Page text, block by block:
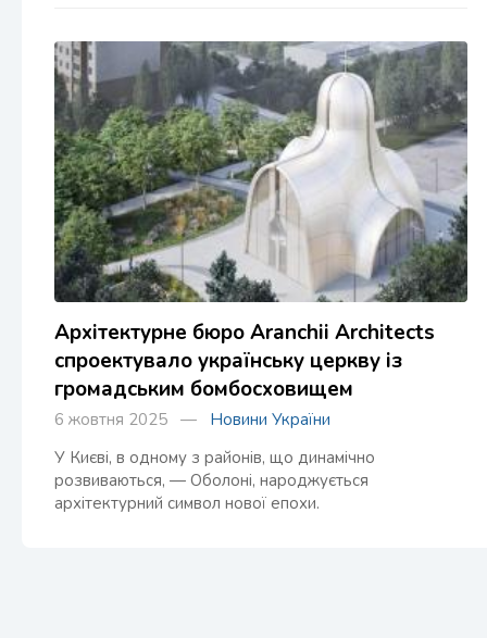
Архітектурне бюро Aranchii Architects
спроектувало українську церкву із
громадським бомбосховищем
6 жовтня 2025 — Новини України
У Києві, в одному з районів, що динамічно
розвиваються, — Оболоні, народжується
архітектурний символ нової епохи.